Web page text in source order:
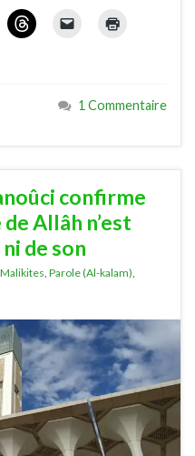
1 Commentaire
confirme
Allâh n’est
de son
, Parole (Al-kalam),